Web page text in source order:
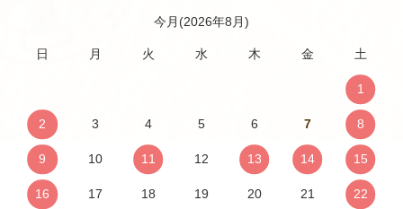
今月(2026年8月)
日 月 火 水 木 金 土
1
2 3 4 5 6 7 8
9 10 11 12 13 14 15
16 17 18 19 20 21 22